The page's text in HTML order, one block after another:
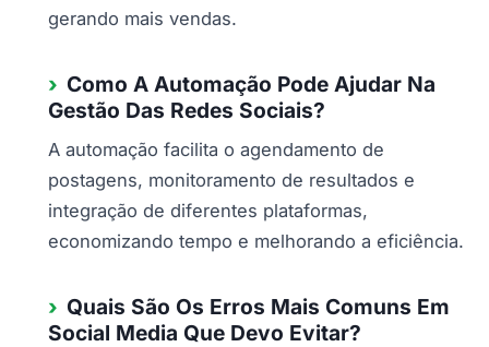
gerando mais vendas.
Como A Automação Pode Ajudar Na
Gestão Das Redes Sociais?
A automação facilita o agendamento de
postagens, monitoramento de resultados e
integração de diferentes plataformas,
economizando tempo e melhorando a eficiência.
Quais São Os Erros Mais Comuns Em
Social Media Que Devo Evitar?